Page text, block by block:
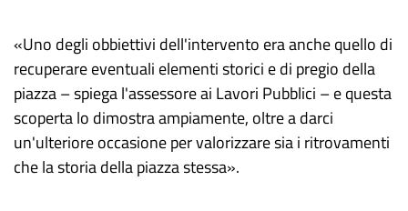
«Uno degli obbiettivi dell'intervento era anche quello di
recuperare eventuali elementi storici e di pregio della
piazza – spiega l'assessore ai Lavori Pubblici – e questa
scoperta lo dimostra ampiamente, oltre a darci
un'ulteriore occasione per valorizzare sia i ritrovamenti
che la storia della piazza stessa».